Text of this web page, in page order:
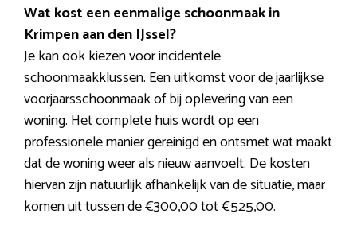
Wat kost een eenmalige schoonmaak in
Krimpen aan den IJssel?
Je kan ook kiezen voor incidentele
schoonmaakklussen. Een uitkomst voor de jaarlijkse
voorjaarsschoonmaak of bij oplevering van een
woning. Het complete huis wordt op een
professionele manier gereinigd en ontsmet wat maakt
dat de woning weer als nieuw aanvoelt. De kosten
hiervan zijn natuurlijk afhankelijk van de situatie, maar
komen uit tussen de €300,00 tot €525,00.